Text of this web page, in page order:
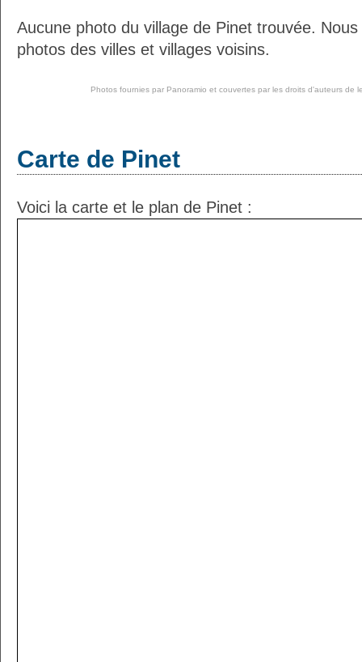
Aucune photo du village de Pinet trouvée.
photos des villes et villages voisins.
Photos fournies par Panoramio et couvertes par les droits d'auteurs de
Carte de Pinet
Voici la carte et le plan de Pinet :